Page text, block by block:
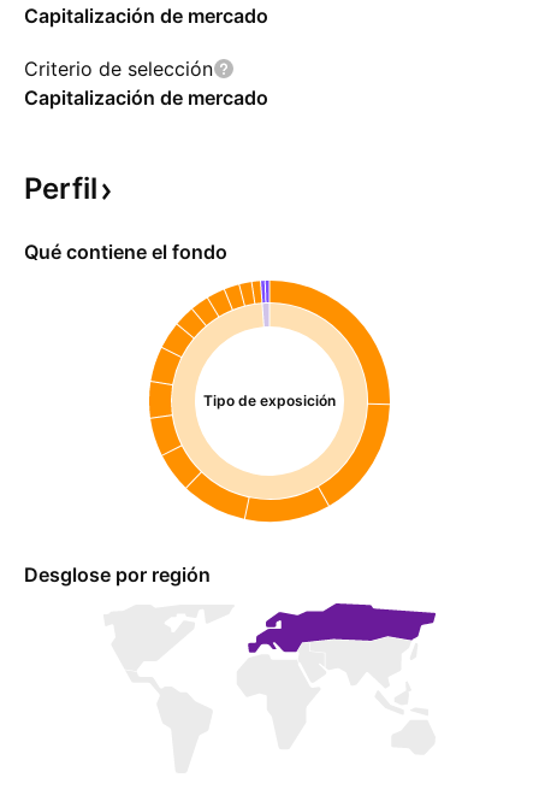
Capitalización de mercado
Criterio de selección
Capitalización de mercado
Perfil
Qué contiene el fondo
Tipo de exposición
Desglose por región